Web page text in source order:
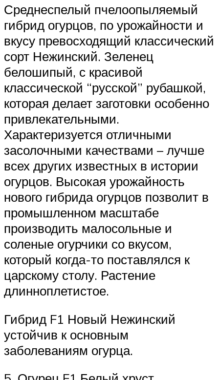
Среднеспелый пчелоопыляемый
гибрид огурцов, по урожайности и
вкусу превосходящий классический
сорт Нежинский. Зеленец
белошипый, с красивой
классической “русской” рубашкой,
которая делает заготовки особенно
привлекательными.
Характеризуется отличными
засолочными качествами – лучше
всех других известных в истории
огурцов. Высокая урожайность
нового гибрида огурцов позволит в
промышленном масштабе
производить малосольные и
соленые огурчики со вкусом,
который когда-то поставлялся к
царскому столу. Растение
длинноплетистое.
Гибрид F1 Новый Нежинский
устойчив к основным
заболеваниям огурца.